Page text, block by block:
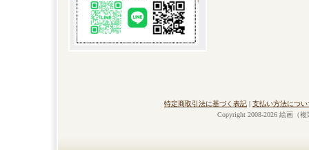
特定商取引法に基づく表記 | 支払い方法につい
Copyright 2008-2026 絵画（